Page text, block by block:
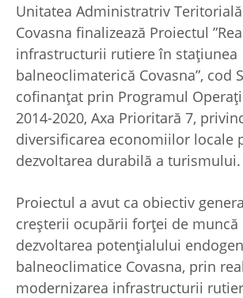
Unitatea Administratriv
Covasna finalizează Proiectul
infrastructurii rutiere în stațiunea
balneoclimaterică Covasna”, cod
cofinanțat prin Programul
2014-2020, Axa Prioritară 7,
diversificarea economiilor locale
dezvoltarea durabilă a turismului.
Proiectul a avut ca obiectiv
creșterii ocupării forței de muncă
dezvoltarea potențialului
balneoclimatice Covasna, prin
modernizarea infrastructurii